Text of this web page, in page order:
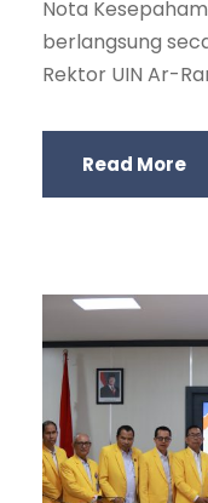
Nota
berlangsung
Rektor UIN Ar-
Read More